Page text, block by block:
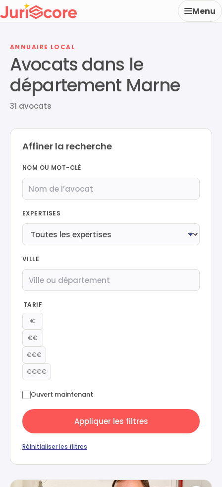
Menu
ANNUAIRE LOCAL
Avocats dans le
département Marne
31 avocats
Affiner la recherche
NOM OU MOT-CLÉ
EXPERTISES
VILLE
TARIF
€
€€
€€€
€€€€
Ouvert maintenant
Appliquer les filtres
Réinitialiser les filtres